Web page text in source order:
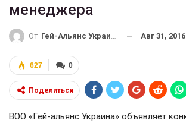
менеджера
От Гей-Альянс Украина Авг 31, 2016
0
627
Поделиться
ВОО «Гей-альянс Украина» объявляет